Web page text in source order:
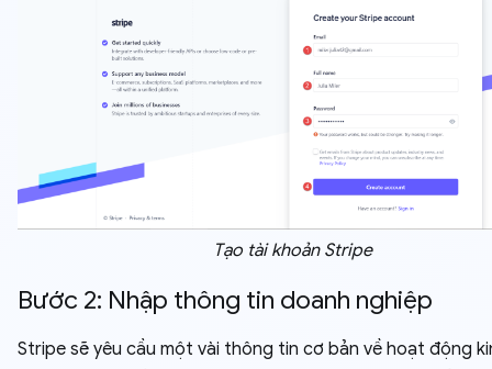
Tạo tài khoản Stripe
Bước 2: Nhập thông tin doanh nghiệp
Stripe sẽ yêu cầu một vài thông tin cơ bản về hoạt động